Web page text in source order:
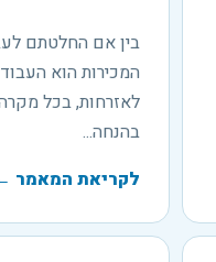
בין אם החלטתם
המכירות הוא
לאזרחות, בכל
בהנחה...
לקריאת המאמר